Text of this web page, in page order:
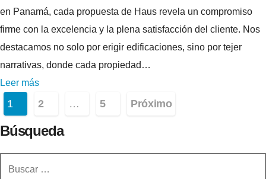
en Panamá, cada propuesta de Haus revela un compromiso
firme con la excelencia y la plena satisfacción del cliente. Nos
destacamos no solo por erigir edificaciones, sino por tejer
narrativas, donde cada propiedad…
Leer más
Paginación
de
entradas
1 2 … 5 Próximo
Búsqueda